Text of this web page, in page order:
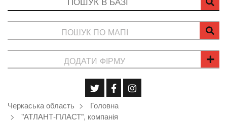
ПОШУК ПО МАПІ
ДОДАТИ ФІРМУ
Черкаська область
Головна
"АТЛАНТ-ПЛАСТ", компанія